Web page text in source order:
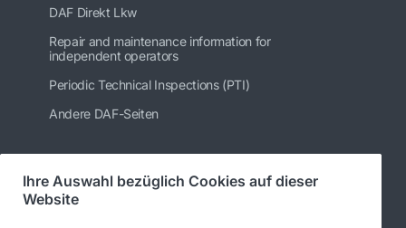
DAF Direkt Lkw
Repair and maintenance information for
independent operators
Periodic Technical Inspections (PTI)
Andere DAF-Seiten
Folgen Sie uns
Ihre Auswahl bezüglich Cookies auf dieser
Website